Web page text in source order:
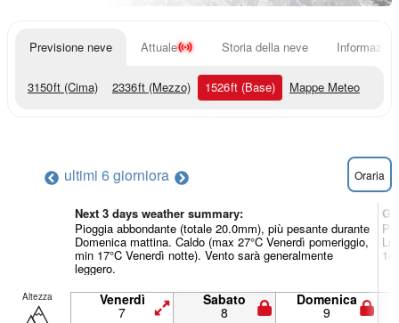
Previsione neve Attuale Storia della neve
3150ft (Cima) 2336ft (Mezzo) 1526ft (Base) Mappe Meteo
ultimi 6 giorniora Oraria
Next 3 days weather summary:
Pioggia abbondante (totale 20.0mm), più pesante durante
Domenica mattina. Caldo (max 27°C Venerdì pomeriggio,
min 17°C Venerdì notte). Vento sarà generalmente
leggero.
Altezza Venerdì
7
Sabato
8
Domenica
9